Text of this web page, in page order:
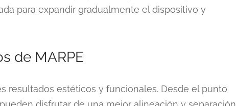
para expandir gradualmente el dispositivo y
de MARPE
resultados estéticos y funcionales. Desde el punto